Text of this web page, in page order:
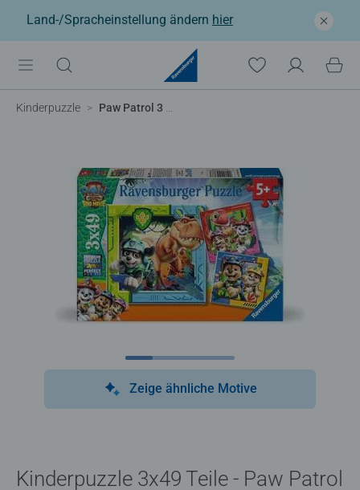
Land-/Spracheinstellung ändern hier
Kinderpuzzle Paw Patrol 3 Dino Movie
Zeige ähnliche Motive
Kinderpuzzle 3x49 Teile - Paw Patrol